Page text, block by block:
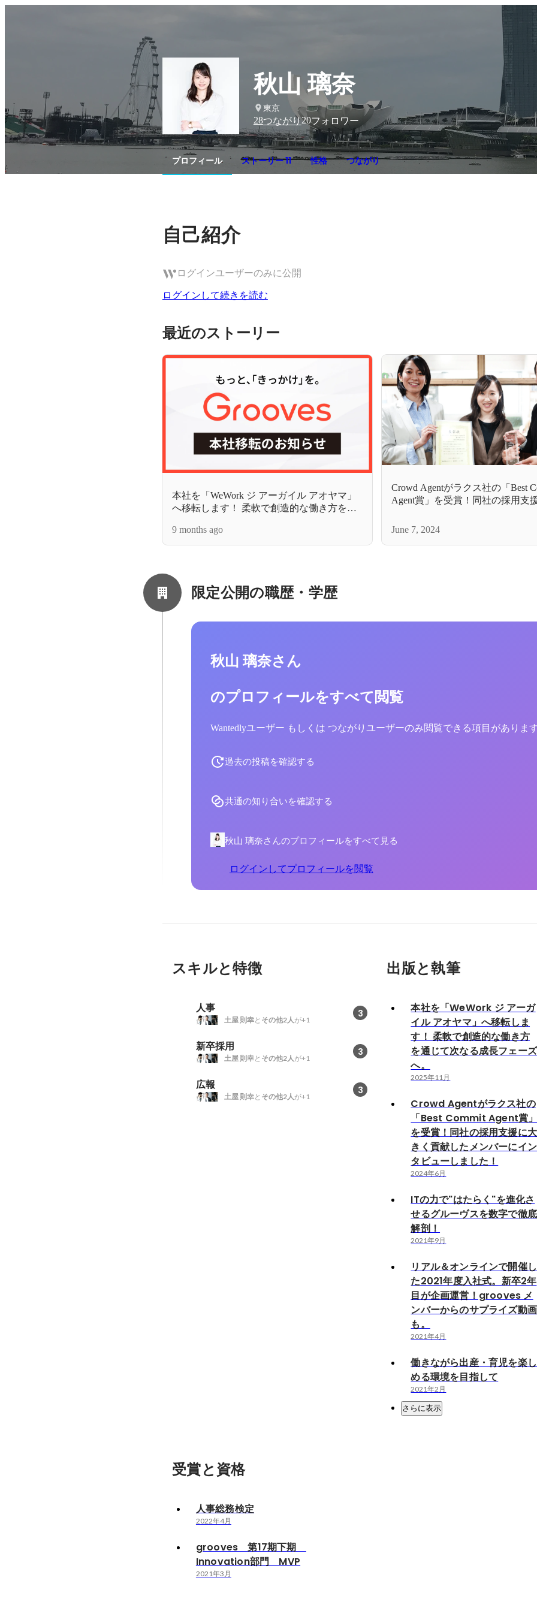
秋山 璃奈
東京
28つながり20フォロワー
プロフィール ストーリー 11 性格 つながり
自己紹介
ログインユーザーのみに公開
ログインして続きを読む
最近のストーリー
本社を「WeWork ジ アーガイル アオヤマ」
へ移転します！ 柔軟で創造的な働き方を通
9 months ago
Crowd Agentがラクス社の「Best
Agent賞」を受賞！同社の採用支
た！
June 7, 2024
限定公開の職歴・学歴
秋山 璃奈さん
のプロフィールをすべて閲覧
Wantedlyユーザー もしくは つながりユーザーのみ閲覧できる項目がありま
過去の投稿を確認する
共通の知り合いを確認する
秋山 璃奈さんのプロフィールをすべて見る
ログインしてプロフィールを閲覧
スキルと特徴
人事 3
土屋 則幸と その他2人が+1
新卒採用 3
土屋 則幸と その他2人が+1
広報 3
土屋 則幸と その他2人が+1
出版と執筆
本社を「WeWork ジ アーガ
イル アオヤマ」へ移転しま
す！ 柔軟で創造的な働き方
を通じて次なる成長フェーズ
へ。
2025年11月
Crowd Agentがラクス社の
「Best Commit Agent賞
を受賞！同社の採用支援に大
きく貢献したメンバーにイン
タビューしました！
2024年6月
ITの力で"はたらく"を進化さ
せるグルーヴスを数字で徹底
解剖！
2021年9月
リアル＆オンラインで開催し
た2021年度入社式。新卒2年
目が企画運営！grooves メ
ンバーからのサプライズ動画
も。
2021年4月
働きながら出産・育児を楽し
める環境を目指して
2021年2月
さらに表示
受賞と資格
人事総務検定
2022年4月
grooves 第17期下期
Innovation部門 MVP
2021年3月